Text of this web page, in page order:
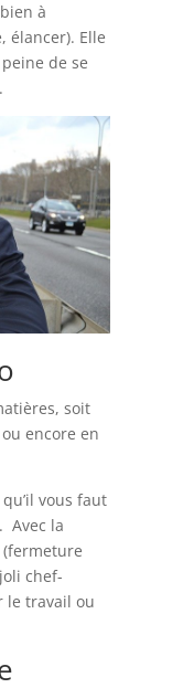
à
élancer). Elle
de se
soit
encore en
vous faut
Avec la
chef-
le travail ou